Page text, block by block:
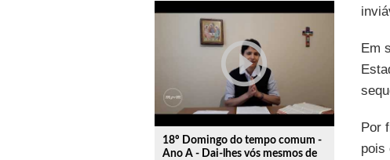
play_circle_outline
18º Domingo do tempo comum -
Ano A - Dai-lhes vós mesmos de
Em
Por
pois